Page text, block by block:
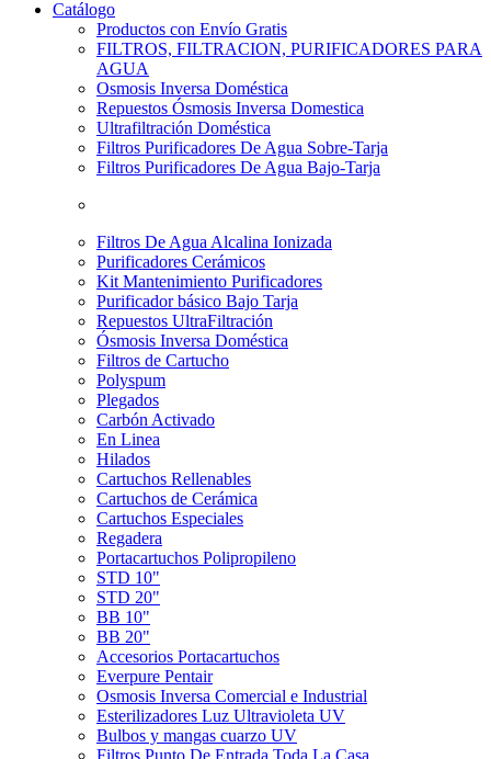
Catálogo
Productos con Envío Gratis
FILTROS, FILTRACION, PURIFICADORES PARA
AGUA
Osmosis Inversa Doméstica
Repuestos Ósmosis Inversa Domestica
Ultrafiltración Doméstica
Filtros Purificadores De Agua Sobre-Tarja
Filtros Purificadores De Agua Bajo-Tarja
Filtros De Agua Alcalina Ionizada
Purificadores Cerámicos
Kit Mantenimiento Purificadores
Purificador básico Bajo Tarja
Repuestos UltraFiltración
Ósmosis Inversa Doméstica
Filtros de Cartucho
Polyspum
Plegados
Carbón Activado
En Linea
Hilados
Cartuchos Rellenables
Cartuchos de Cerámica
Cartuchos Especiales
Regadera
Portacartuchos Polipropileno
STD 10"
STD 20"
BB 10"
BB 20"
Accesorios Portacartuchos
Everpure Pentair
Osmosis Inversa Comercial e Industrial
Esterilizadores Luz Ultravioleta UV
Bulbos y mangas cuarzo UV
Filtros Punto De Entrada Toda La Casa